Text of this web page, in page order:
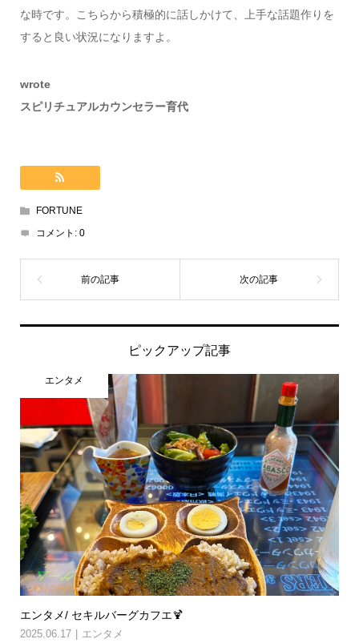
な時です。こちらから積極的に話しかけて、上手な話題作りを
すると良い状況になりますよ。
wrote
スピリチュアルカウンセラー育代
FORTUNE
コメント: 0
ピックアップ記事
エンタメ
エンタメ/ セキルバーグカフエ🍹
2025.06.17 エンタメ